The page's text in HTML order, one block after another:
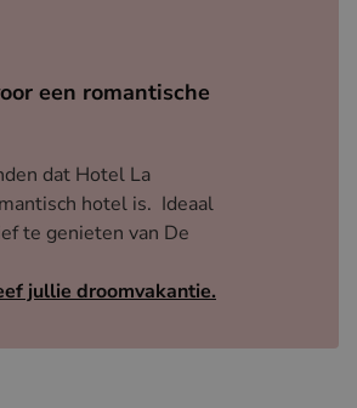
een romantische
dat Hotel La
hotel is. Ideaal
te genieten van De
jullie droomvakantie.